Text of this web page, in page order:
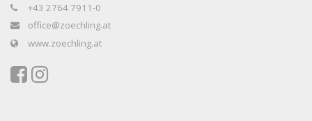
+43 2764 7911-0
office@zoechling.at
www.zoechling.at